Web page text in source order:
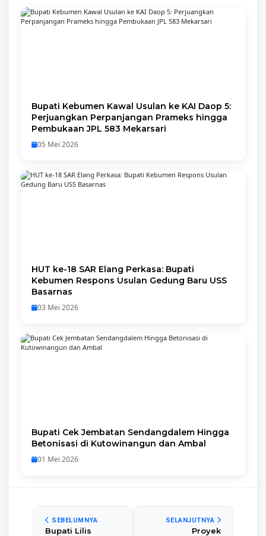
Bupati Kebumen Kawal Usulan ke KAI Daop 5:
Perjuangkan Perpanjangan Prameks hingga
Pembukaan JPL 583 Mekarsari
05 Mei 2026
HUT ke-18 SAR Elang Perkasa: Bupati
Kebumen Respons Usulan Gedung Baru USS
Basarnas
03 Mei 2026
Bupati Cek Jembatan Sendangdalem Hingga
Betonisasi di Kutowinangun dan Ambal
01 Mei 2026
SEBELUMNYA
Bupati Lilis
SELANJUTNYA
Proyek